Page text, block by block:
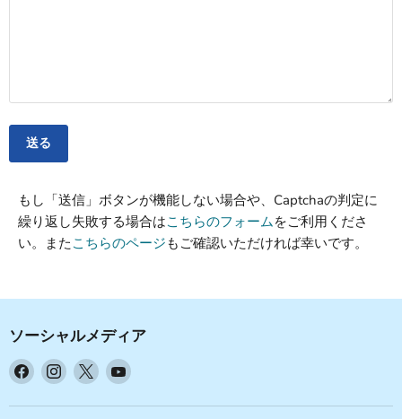
送る
もし「送信」ボタンが機能しない場合や、Captchaの判定に
繰り返し失敗する場合はこちらのフォームをご利用くださ
い。またこちらのページ もご確認いただければ幸いです。
ソーシャルメディア
Facebook
見
Instagram
見
X
見
YouTube
見